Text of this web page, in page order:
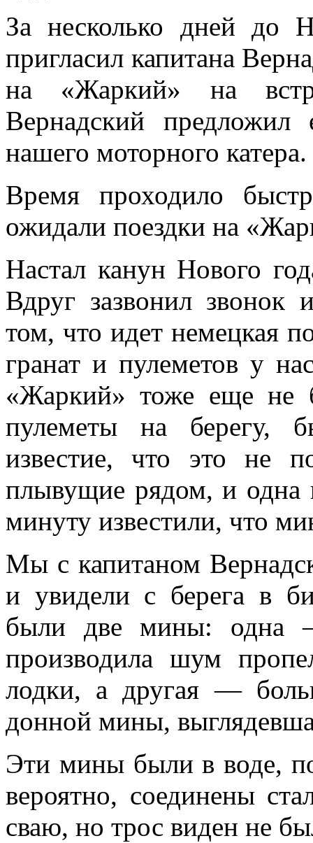
За несколько дней до
пригласил капитана
на «Жаркий» на
Вернадский
нашего моторного катера.
Время проходило
ожидали поездки на
Настал канун Нового
Вдруг зазвонил
том, что идет немецкая
гранат и пулеметов у
«Жаркий» тоже еще не
пулеметы на берегу,
известие, что это не
плывущие рядом, и одна
минуту известили, что
Мы с капитаном
и увидели с берега в
были две мины: одна
производила шум
лодки, а другая —
донной мины,
Эти мины были в воде,
вероятно, соединены
сваю, но трос виден не